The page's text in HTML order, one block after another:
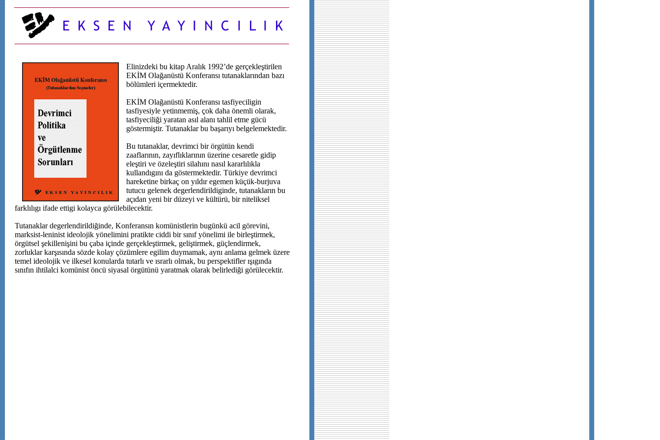
Elinizdeki bu kitap Aralık 1992’de gerçekleştirilen
EKİM Olağanüstü Konferansı tutanaklarından bazı
bölümleri içermektedir.
EKİM Olağanüstü Konferansı tasfiyeciligin
tasfiyesiyle yetinmemiş, çok daha önemli olarak,
tasfiyeciliği yaratan asıl alanı tahlil etme gücü
göstermiştir. Tutanaklar bu başarıyı belgelemektedir.
Bu tutanaklar, devrimci bir örgütün kendi
zaaflarının, zayıflıklarının üzerine cesaretle gidip
eleştiri ve özeleştiri silahını nasıl kararlılıkla
kullandıgını da göstermektedir. Türkiye devrimci
hareketine birkaç on yıldır egemen küçük-burjuva
tutucu gelenek degerlendirildiginde, tutanakların bu
açıdan yeni bir düzeyi ve kültürü, bir niteliksel
farklılıgı ifade ettigi kolayca görülebilecektir.
Tutanaklar degerlendirildiğinde, Konferansın komünistlerin bugünkü acil görevini,
marksist-leninist ideolojik yönelimini pratikte ciddi bir sınıf yönelimi ile birleştirmek,
örgütsel şekillenişini bu çaba içinde gerçekleştirmek, geliştirmek, güçlendirmek,
zorluklar karşısında sözde kolay çözümlere egilim duymamak, aynı anlama gelmek üzere
temel ideolojik ve ilkesel konularda tutarlı ve ısrarlı olmak, bu perspektifler ışıgında
sınıfın ihtilalci komünist öncü siyasal örgütünü yaratmak olarak belirlediği görülecektir.